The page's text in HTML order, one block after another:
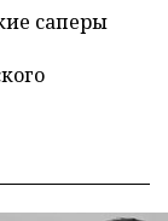
саперы